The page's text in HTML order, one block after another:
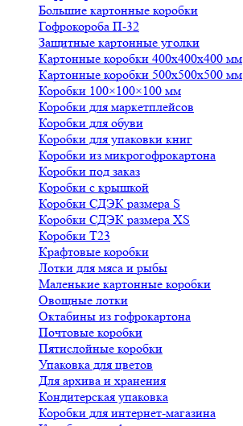
Большие картонные коробки
Гофрокороба П-32
Защитные картонные уголки
Картонные коробки 400х400х400 мм
Картонные коробки 500х500х500 мм
Коробки 100×100×100 мм
Коробки для маркетплейсов
Коробки для обуви
Коробки для упаковки книг
Коробки из микрогофрокартона
Коробки под заказ
Коробки с крышкой
Коробки СДЭК размера S
Коробки СДЭК размера XS
Коробки Т23
Крафтовые коробки
Лотки для мяса и рыбы
Маленькие картонные коробки
Овощные лотки
Октабины из гофрокартона
Почтовые коробки
Пятислойные коробки
Упаковка для цветов
Для архива и хранения
Кондитерская упаковка
Коробки для интернет-магазина